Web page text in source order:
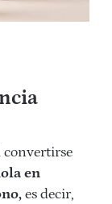
convertirse
en
es decir,